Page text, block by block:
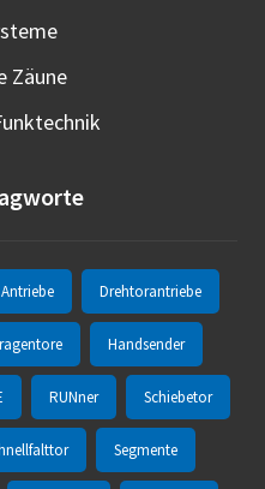
Zäune
Antriebe Drehtorantriebe
Handsender
RUNner Schiebetor
Segmente